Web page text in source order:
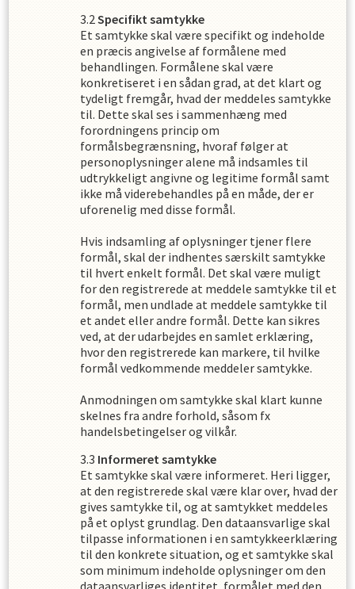
Specifikt samtykke
Et samtykke skal være specifikt og indeholde
en præcis angivelse af formålene med
behandlingen. Formålene skal være
konkretiseret i en sådan grad, at det klart og
tydeligt fremgår, hvad der meddeles samtykke
til. Dette skal ses i sammenhæng med
forordningens princip om
formålsbegrænsning, hvoraf følger at
personoplysninger alene må indsamles til
udtrykkeligt angivne og legitime formål samt
ikke må viderebehandles på en måde, der er
uforenelig med disse formål.
Hvis indsamling af oplysninger tjener flere
formål, skal der indhentes særskilt samtykke
til hvert enkelt formål. Det skal være muligt
for den registrerede at meddele samtykke til et
formål, men undlade at meddele samtykke til
et andet eller andre formål. Dette kan sikres
ved, at der udarbejdes en samlet erklæring,
hvor den registrerede kan markere, til hvilke
formål vedkommende meddeler samtykke.
Anmodningen om samtykke skal klart kunne
skelnes fra andre forhold, såsom fx
handelsbetingelser og vilkår.
Informeret samtykke
Et samtykke skal være informeret. Heri ligger,
at den registrerede skal være klar over, hvad der
gives samtykke til, og at samtykket meddeles
på et oplyst grundlag. Den dataansvarlige skal
tilpasse informationen i en samtykkeerklæring
til den konkrete situation, og et samtykke skal
som minimum indeholde oplysninger om den
dataansvarliges identitet, formålet med den